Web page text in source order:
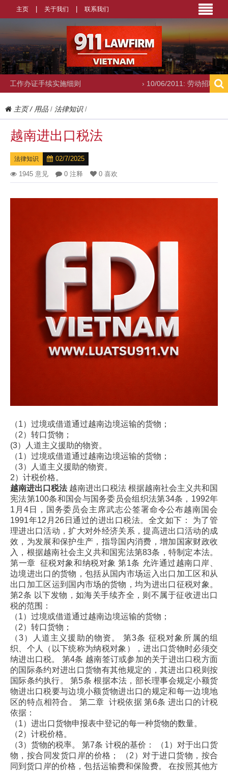
主页 关于我们 联系我们
细则 › 10/06/2011: 劳动招聘咨询
主页/ 用品 / 法律知识/
越南进出口税法
法律知识
02/7/2025
1945 意见
0 注释 0 喜欢
（1）过境或借道通过越南边境运输的货物；
（2）转口货物；
(3）人道主义援助的物资。
（1）过境或借道通过越南边境运输的货物；
（3）人道主义援助的物资。
2）计税价格。
越南进出口税法 越南进出口税法 根据越南社会主义共和国
宪法第100条和国会与国务委员会组织法第34条，1992年
1月4日，国务委员会主席武志公签署命令公布越南国会
1991年12月26日通过的进出口税法。全文如下： 为了管
理进出口活动，扩大对外经济关系，提高进出口活动的成
效，为发展和保护生产，指导国内消费，增加国家财政收
入，根据越南社会主义共和国宪法第83条，特制定本法。
第一章 征税对象和纳税对象第1条 允许通过越南口岸、
边境进出口的货物，包括从国内市场运入出口加工区和从
出口加工区运到国内市场的货物，均为进出口征税对象。
第2条 以下发物，如海关手续齐全，则不属于征收进出口
税的范围：
（1）过境或借道通过越南边境运输的货物；
（2）转口货物；
（3）人道主义援助的物资。 第3条 征税对象所属的组
织、个人（以下统称为纳税对象），进出口货物时必须交
纳进出口税。 第4条 越南签订或参加的关于进出口税方面
的国际条约对进出口货物有其他规定的，其进出口税则按
国际条约执行。第5条 根据本法，部长理事会规定小额货
物进出口税要与边境小额货物进出口的规定和每一边境地
区的特点相符合。 第二章 计税依据第6条 进出口的计税
依据：
（1）进出口货物申报表中登记的每一种货物的数量。
（2）计税价格。
（3）货物的税率。第7条 计税的基价：
（1）对于出口货
物，按合同发货口岸的价格；
（2）对于进口货物，按合
同到货口岸的价格，包括运输费和保险费。在按照其他方